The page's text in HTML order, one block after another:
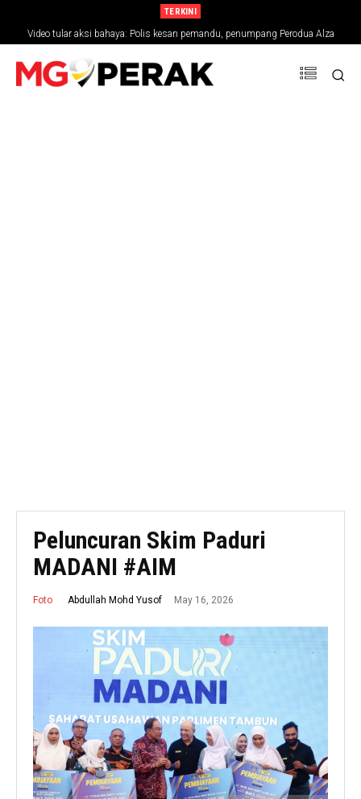
TERKINI
Video tular aksi bahaya: Polis kesan pemandu, penumpang Perodua Alza
MGPerak: Belia Ejen Perubahan Masa Kini, Penentu Hala Tuju Negara
Peluncuran Skim Paduri
MADANI #AIM
Foto Abdullah Mohd Yusof May 16, 2026